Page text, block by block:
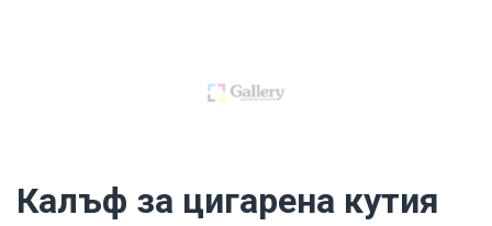
Калъф за цигарена кутия